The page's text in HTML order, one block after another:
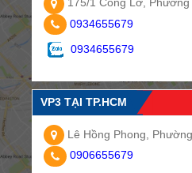
175/1 Cống Lỡ,
0934655679
0934655679
VP3 TẠI TP.HCM
Lê Hồng Phong,
0906655679